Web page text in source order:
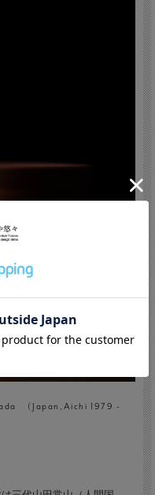
(Japan,Aichi 1979 -